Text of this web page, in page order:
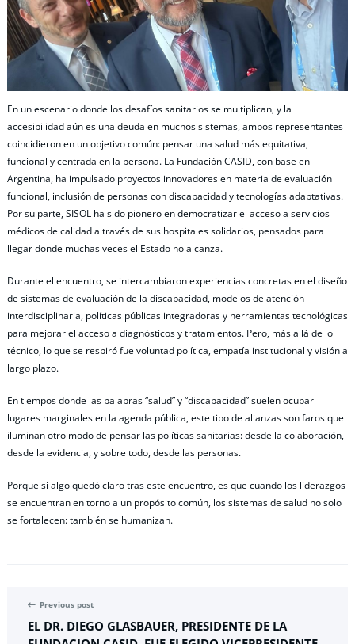
En un escenario donde los desafíos sanitarios se multiplican, y la
accesibilidad aún es una deuda en muchos sistemas, ambos representantes
coincidieron en un objetivo común: pensar una salud más equitativa,
funcional y centrada en la persona. La Fundación CASID, con base en
Argentina, ha impulsado proyectos innovadores en materia de evaluación
funcional, inclusión de personas con discapacidad y tecnologías adaptativas.
Por su parte, SISOL ha sido pionero en democratizar el acceso a servicios
médicos de calidad a través de sus hospitales solidarios, pensados para
llegar donde muchas veces el Estado no alcanza.
Durante el encuentro, se intercambiaron experiencias concretas en el diseño
de sistemas de evaluación de la discapacidad, modelos de atención
interdisciplinaria, políticas públicas integradoras y herramientas tecnológicas
para mejorar el acceso a diagnósticos y tratamientos. Pero, más allá de lo
técnico, lo que se respiró fue voluntad política, empatía institucional y visión a
largo plazo.
En tiempos donde las palabras “salud” y “discapacidad” suelen ocupar
lugares marginales en la agenda pública, este tipo de alianzas son faros que
iluminan otro modo de pensar las políticas sanitarias: desde la colaboración,
desde la evidencia, y sobre todo, desde las personas.
Porque si algo quedó claro tras este encuentro, es que cuando los liderazgos
se encuentran en torno a un propósito común, los sistemas de salud no solo
se fortalecen: también se humanizan.
Previous post
EL DR. DIEGO GLASBAUER, PRESIDENTE DE LA